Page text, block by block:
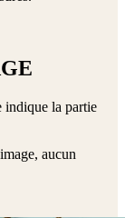
indique la partie
aucun